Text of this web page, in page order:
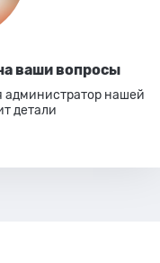
ваши вопросы
администратор нашей
детали